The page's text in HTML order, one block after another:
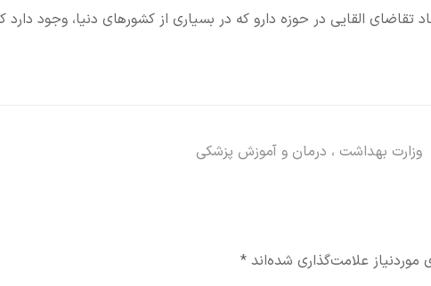
تقاضای القایی در حوزه دارو که در بسیاری از کشورهای دنیا، وجود
وزارت بهداشت ، درمان و آموزش پزشکی
علامت‌گذاری شده‌اند *